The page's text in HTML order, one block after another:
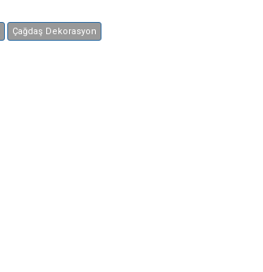
Çağdaş Dekorasyon